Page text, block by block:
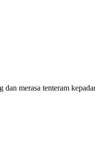
merasa tenteram